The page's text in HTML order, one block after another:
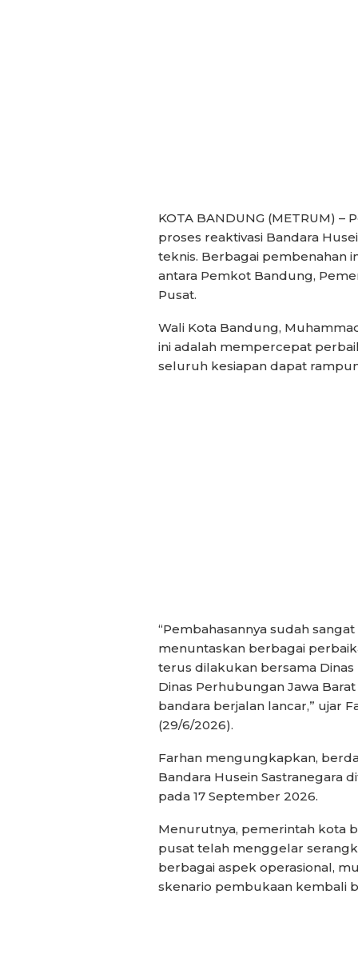
KOTA BANDUNG (METRUM)
proses reaktivasi Bandara
teknis. Berbagai pembenahan
antara Pemkot Bandung,
Pusat.
Wali Kota Bandung,
ini adalah mempercepat
seluruh kesiapan dapat
“Pembahasannya sudah
menuntaskan berbagai
terus dilakukan bersama Dinas
Dinas Perhubungan Jawa
bandara berjalan lancar,” ujar
(29/6/2026).
Farhan mengungkapkan,
Bandara Husein Sastranegara
pada 17 September 2026.
Menurutnya, pemerintah kota
pusat telah menggelar
berbagai aspek operasional,
skenario pembukaan kembali